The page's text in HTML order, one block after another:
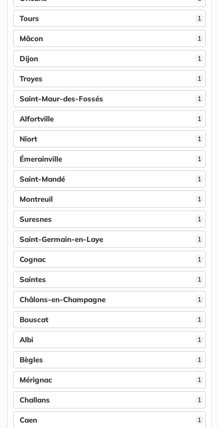
1
Tours
1
Mâcon
1
Dijon
1
Troyes
1
Saint-Maur-des-Fossés
1
Alfortville
1
Niort
1
Émerainville
1
Saint-Mandé
1
Montreuil
1
Suresnes
1
Saint-Germain-en-Laye
1
Cognac
1
Saintes
1
Châlons-en-Champagne
1
Bouscat
1
Albi
1
Bègles
1
Mérignac
1
Challans
1
Caen